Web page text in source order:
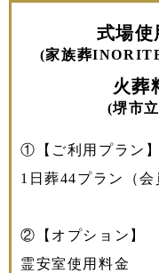
式場使
(家族葬
火葬
(堺市
①【ご利用プラン】
1日葬44プラン（
②【オプション】
霊安室使用料